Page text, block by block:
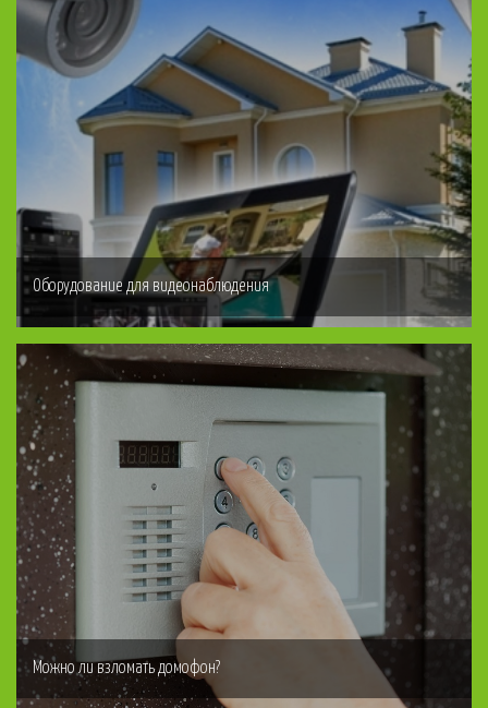
Оборудование для видеонаблюдения
Можно ли взломать домофон?